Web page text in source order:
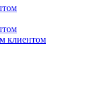
клиентом